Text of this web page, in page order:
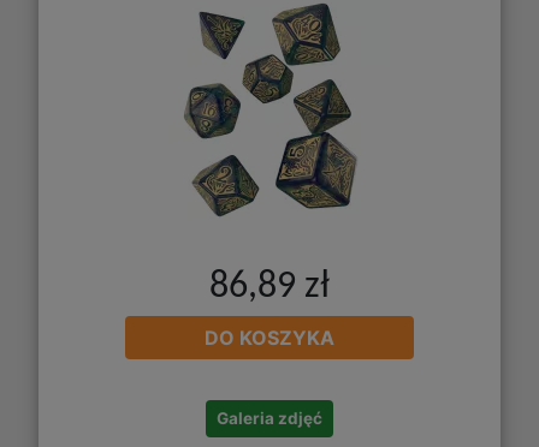
86,89 zł
DO KOSZYKA
Galeria zdjęć